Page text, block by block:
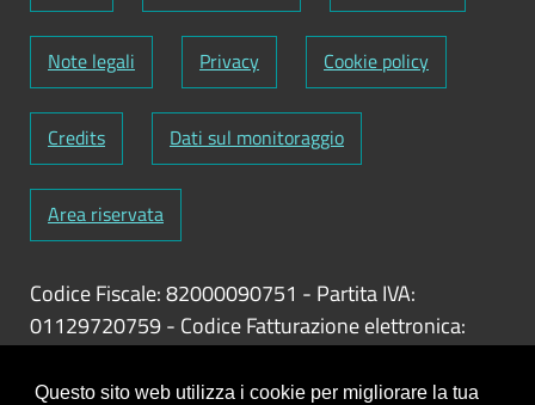
Questo sito web utilizza i cookie per migliorare la tua
Note legali Privacy Cookie policy
Credits Dati sul monitoraggio
Area riservata
Codice Fiscale: 82000090751 - Partita IVA:
01129720759- Codice Fatturazione elettronica:
Responsabile gestione sito e aggiornamento